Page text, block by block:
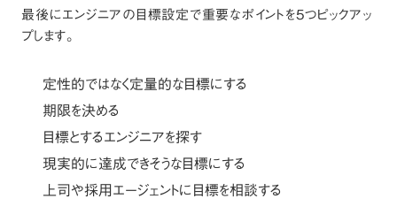
最後にエンジニアの目標設定で重要なポイントを5つピックアッ
プします。
定性的ではなく定量的な目標にする
期限を決める
目標とするエンジニアを探す
現実的に達成できそうな目標にする
上司や採用エージェントに目標を相談する